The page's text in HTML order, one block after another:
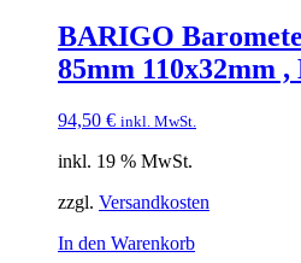
BARIGO
85mm 110x32mm ,
94,50 € inkl. MwSt.
inkl. 19 % MwSt.
zzgl. Versandkosten
In den Warenkorb